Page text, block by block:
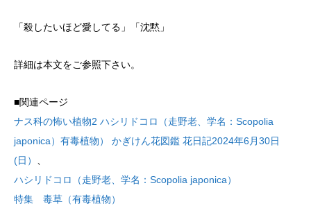
「殺したいほど愛してる」「沈黙」
詳細は本文をご参照下さい。
■関連ページ
ナス科の怖い植物2 ハシリドコロ（走野老、学名：Scopolia
japonica）有毒植物） かぎけん花図鑑 花日記2024年6月30日
(日） 、
ハシリドコロ（走野老、学名：Scopolia japonica）
特集 毒草（有毒植物）